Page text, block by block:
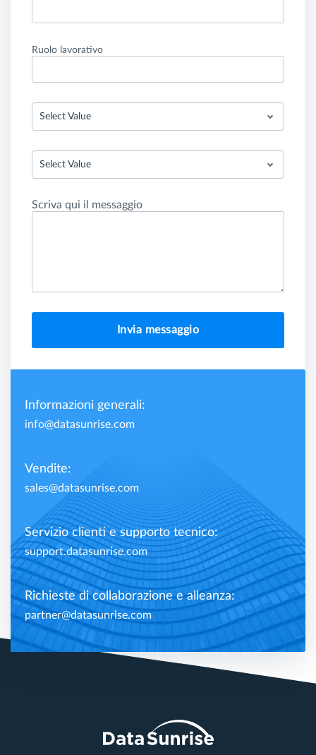
Ruolo lavorativo
Select Value
Select Value
Scriva qui il messaggio
Invia messaggio
Informazioni generali:
info@datasunrise.com
Vendite:
sales@datasunrise.com
Servizio clienti e supporto tecnico:
support.datasunrise.com
Richieste di collaborazione e alleanza:
partner@datasunrise.com